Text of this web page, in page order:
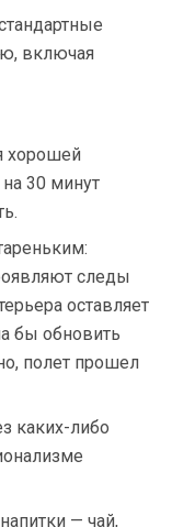
включая
хорошей
30 минут
следы
оставляет
бы обновить
полет прошел
каких-либо
— чай,